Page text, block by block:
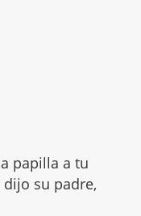
papilla a tu
dijo su padre,